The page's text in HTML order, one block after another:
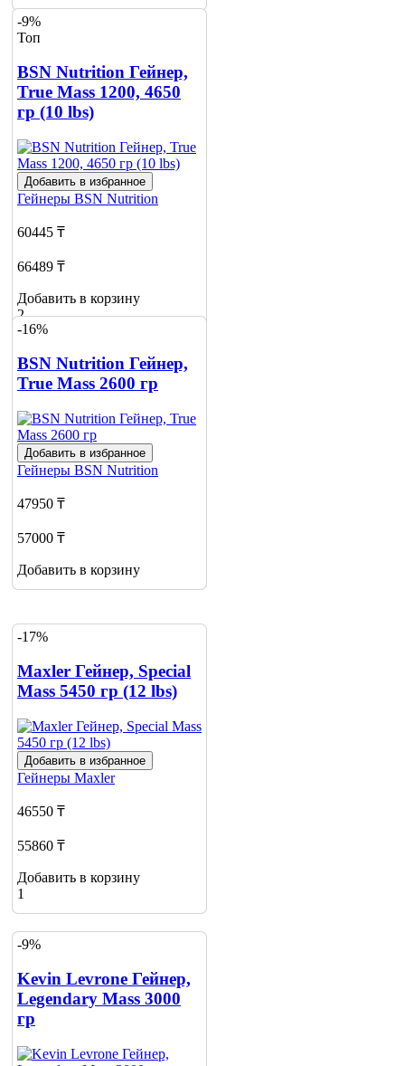
-9%
Топ
BSN Nutrition Гейнер,
True Mass 1200, 4650
гр (10 lbs)
Добавить в избранное
Гейнеры BSN Nutrition
60445 ₸
66489 ₸
Добавить в корзину
2
-16%
BSN Nutrition Гейнер,
True Mass 2600 гр
Добавить в избранное
Гейнеры BSN Nutrition
47950 ₸
57000 ₸
Добавить в корзину
-17%
Maxler Гейнер, Special
Mass 5450 гр (12 lbs)
Добавить в избранное
Гейнеры Maxler
46550 ₸
55860 ₸
Добавить в корзину
1
-9%
Kevin Levrone Гейнер,
Legendary Mass 3000
гр